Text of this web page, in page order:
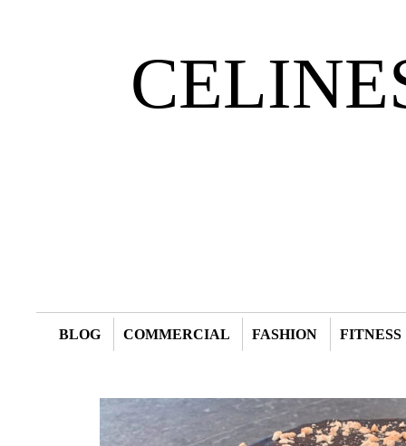
BLOG COMMERCIAL FASHION FITNESS